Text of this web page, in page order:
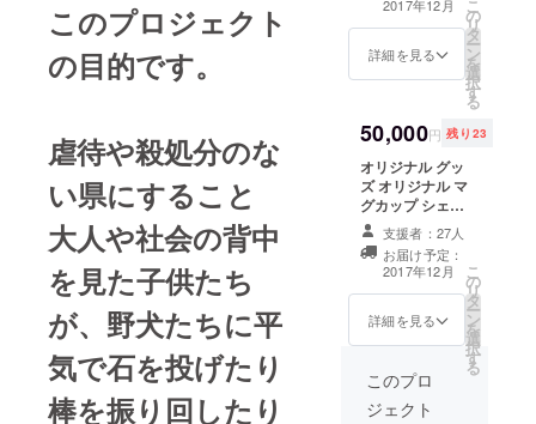
このプロジェクト
の目的です。
虐待や殺処分のな
い県にすること
大人や社会の背中
を見た子供たち
が、野犬たちに平
気で石を投げたり
棒を振り回したり
き、3年をか
けて 500坪
の土地を 活
手造りシェ
建設
2020年11月
韓国から犬
肉の犠牲に
なりかけた
犬たち12匹
シェルター
にて 保護
2017年12月
詳細を見る
こ
の
リ
タ
ー
ン
を
選
択
す
る
50,000円 残り23
オリジナル グッ
ズ オリジナル マ
グカップ シェル
ターに協力者の
ネームプレート
貼り付け 施設優
待案内権利
支援者：27人
お届け予定：
2017年12月
詳細を見る
こ
の
リ
タ
ー
ン
を
選
択
す
る
このプロ
ジェクト